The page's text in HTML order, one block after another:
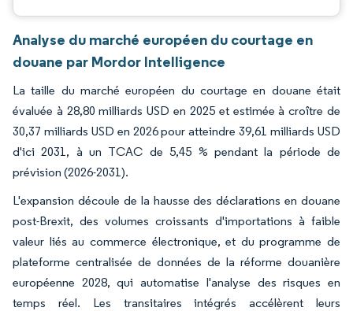
Analyse du marché européen du courtage en
douane par Mordor Intelligence
La taille du marché européen du courtage en douane était
évaluée à 28,80 milliards USD en 2025 et estimée à croître de
30,37 milliards USD en 2026 pour atteindre 39,61 milliards USD
d'ici 2031, à un TCAC de 5,45 % pendant la période de
prévision (2026-2031).
L'expansion découle de la hausse des déclarations en douane
post-Brexit, des volumes croissants d'importations à faible
valeur liés au commerce électronique, et du programme de
plateforme centralisée de données de la réforme douanière
européenne 2028, qui automatise l'analyse des risques en
temps réel. Les transitaires intégrés accélèrent leurs